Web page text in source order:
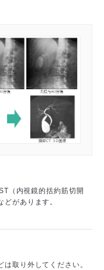
（内視鏡的括約筋切開
があります。
取り外してください。